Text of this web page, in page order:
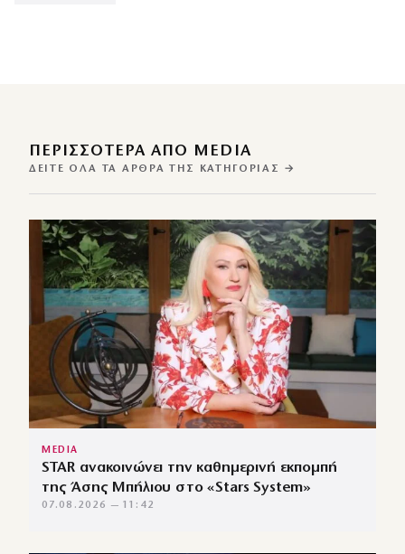
ΠΕΡΙΣΣΌΤΕΡΑ ΑΠΌ MEDIA
ΔΕΊΤΕ ΌΛΑ ΤΑ ΆΡΘΡΑ ΤΗΣ ΚΑΤΗΓΟΡΊΑΣ →
MEDIA
STAR ανακοινώνει την καθημερινή εκπομπή
της Άσης Μπήλιου στο «Stars System»
07.08.2026 — 11:42